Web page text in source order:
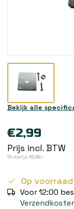
Bekijk alle
€2,99
Prijs incl. BTW
Stukprijs: €2,99 /
Op voorraad
Voor 12:00